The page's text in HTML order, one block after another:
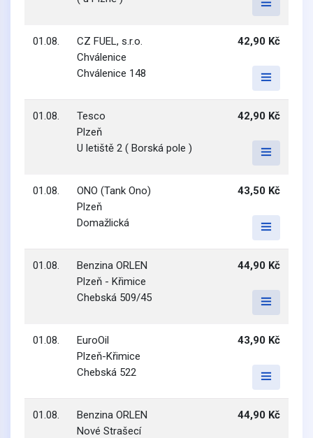
01.08.
CZ FUEL, s.r.o.
Chválenice
Chválenice 148
42,90 Kč
01.08.
Tesco
Plzeň
U letiště 2 ( Borská pole )
42,90 Kč
01.08.
ONO (Tank Ono)
Plzeň
Domažlická
43,50 Kč
01.08.
Benzina ORLEN
Plzeň - Křimice
Chebská 509/45
44,90 Kč
01.08.
EuroOil
Plzeň-Křimice
Chebská 522
43,90 Kč
01.08.
Benzina ORLEN
Nové Strašecí
44,90 Kč